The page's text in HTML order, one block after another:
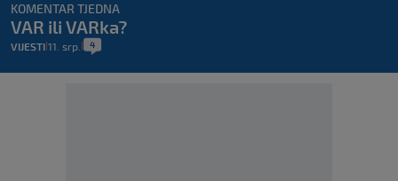
KOMENTAR TJEDNA
VAR ili VARka?
VIJESTI 11. srp. 4